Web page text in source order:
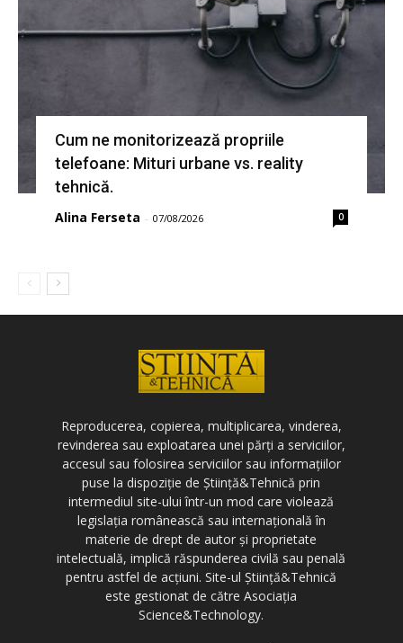
Cum ne monitorizează propriile
telefoane: Mituri urbane vs. reality
tehnică.
Alina Ferseta - 07/08/2026 0
Reproducerea, copierea, multiplicarea, vinderea,
revinderea sau exploatarea unei părți a serviciilor,
accesul sau folosirea serviciilor sau informațiilor
puse la dispoziție de Știință&Tehnică prin
intermediul site-ului într-un mod care violează
legislația românească sau internațională în
materie de drept de autor și proprietate
intelectuală, implică răspunderea civilă sau penală
pentru astfel de acțiuni. Site-ul Știință&Tehnică
este gestionat de către Asociația
Science&Technology.